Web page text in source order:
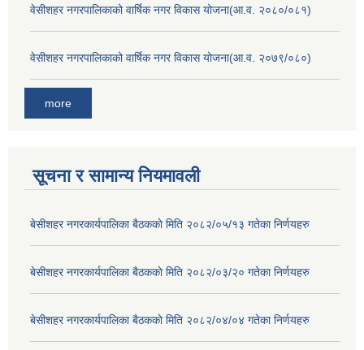
वेसीशहर नगरपालिकाको वार्षिक नगर विकास योजना(आ.व. २०८०/०८१)
वेसीशहर नगरपालिकाको वार्षिक नगर विकास योजना(आ.व. २०७९/०८०)
more
सूचना र सामान्य नियमावली
बे‍‍सीशहर नगरकार्यपालिका बैठककाे मिति २०८२/०५/१३ गतेका निर्णयहरु
बे‍‍सीशहर नगरकार्यपालिका बैठककाे मिति २०८२/०३/२० गतेका निर्णयहरु
बे‍‍सीशहर नगरकार्यपालिका बैठककाे मिति २०८२/०४/०४ गतेका निर्णयहरु